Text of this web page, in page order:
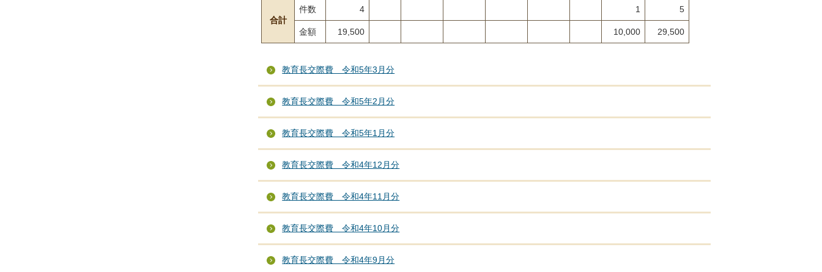
合計
件数 4 1 5
金額 19,500 10,000 29,500
教育長交際費 令和5年3月分
教育長交際費 令和5年2月分
教育長交際費 令和5年1月分
教育長交際費 令和4年12月分
教育長交際費 令和4年11月分
教育長交際費 令和4年10月分
教育長交際費 令和4年9月分